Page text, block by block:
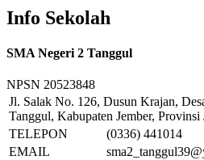
Info Sekolah
SMA Negeri 2 Tanggul
NPSN 20523848
Jl. Salak No. 126, Dusun Krajan,
Tanggul, Kabupaten Jember, Provinsi
TELEPON
(0336) 441014
EMAIL